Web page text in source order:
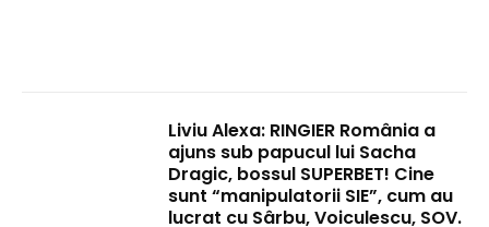
Liviu Alexa: RINGIER România a
ajuns sub papucul lui Sacha
Dragic, bossul SUPERBET! Cine
sunt “manipulatorii SIE”, cum au
lucrat cu Sârbu, Voiculescu, SOV.